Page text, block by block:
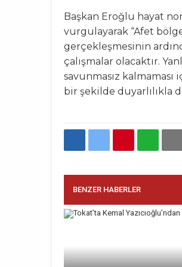
Başkan Eroğlu hayat
vurgulayarak “Afet
gerçekleşmesinin
çalışmalar olacaktır.
savunmasız
bir şekilde duyarlılıkla
BENZER HABERLER